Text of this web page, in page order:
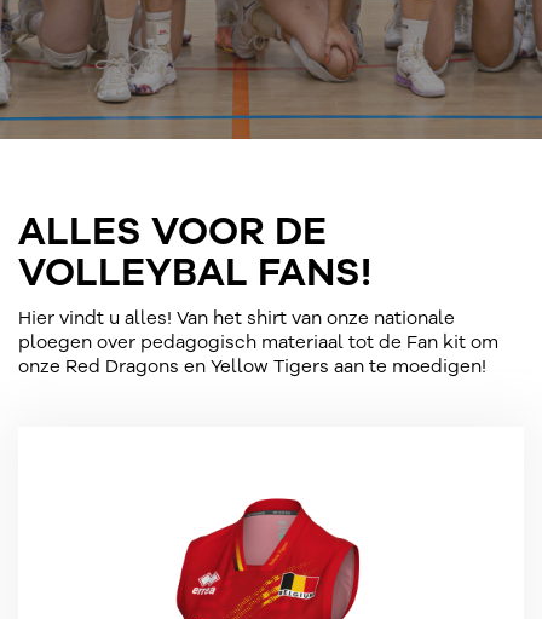
ALLES VOOR DE
VOLLEYBAL FANS!
Hier vindt u alles! Van het shirt van onze nationale
ploegen over pedagogisch materiaal tot de Fan kit om
onze Red Dragons en Yellow Tigers aan te moedigen!